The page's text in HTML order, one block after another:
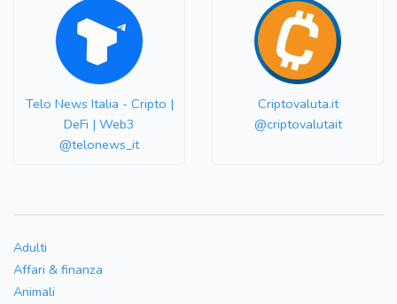
Telo News Italia - Cripto |
DeFi | Web3
@telonews_it
Criptovaluta.it
@criptovalutait
Adulti
Affari & finanza
Animali